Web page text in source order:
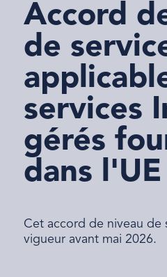
Accord
de
services
gérés
dans l'UE
Cet accord de niveau de
vigueur avant mai 2026.